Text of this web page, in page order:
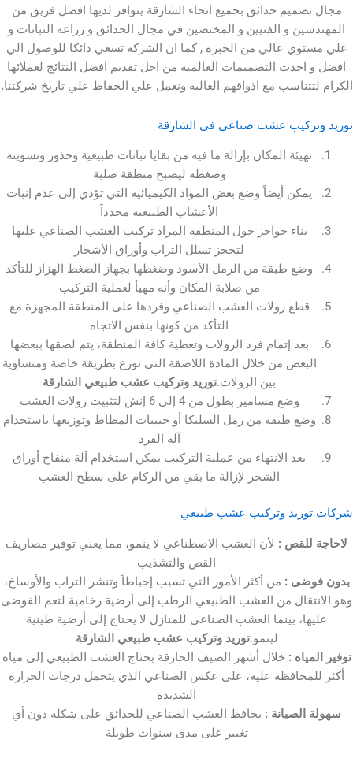
حدائق بجميع انحاء الشارقة يتوافر لديها افضل فريق من
و الفنيين و المختصين في مجال الحدائق و زراعه النباتات و
عالي من الخبره , كما ان الشركه تسعي دائكا للوصول الي
التصميمات العالميه من اجل تقديم افضل النتائج لعملائها
مع اذواقهم العاليه ونعمل علي الحفاظ علي تاريخ شركتنا.
عشب صناعي في الشارقة
المكان بإزالة ما فيه من بقايا نباتات طبيعية وجذور وتسويته
وضغطه ليصبح منطقة صلبة
أيضاً وضع بعض المواد الكيميائية التي تؤدي إلى عدم إنبات
الأعشاب الطبيعية مجدداً
بناء حواجز حول المنطقة المراد تركيب العشب الصناعي عليها
لتحجز تسلل التراب وأوراق الأشجار
طبقة من الرمل الأسود وضغطها بجهاز الضغط الهزاز للتأكد
من صلابة المكان وأنه مهيأ لعملية التركيب
قطع رولات العشب الصناعي وفردها على المنطقة المجهزة مع
التأكد من كونها بنفس الاتجاه
بعد إتمام فرد الرولات وتغطية كافة المنطقة، يتم لصقها ببعضها
من خلال المادة اللاصقة التي توزع بطريقة خاصة ومتساوية
بين الرولات.توريد وتركيب عشب طبيعي الشارقة
وضع مسامير بطول من 4 إلى 6 إنش لتثبيت رولات العشب
طبقة من رمل السليكا أو حبيبات المطاط وتوزيعها باستخدام
بعد الانتهاء من عملية التركيب يمكن استخدام آلة منفاخ أوراق
الشجر لإزالة ما بقي من الركام على سطح العشب
وتركيب عشب طبيعي
:لأن العشب الاصطناعي لا ينمو، مما يعني توفير مصاريف
القص والتشذيب
:من أكثر الأمور التي تسبب إحباطاً وتنشر التراب والأوساخ،
من العشب الطبيعي الرطب إلى أرضية رخامية لتعم الفوضى
بينما العشب الصناعي للمنازل لا يحتاج إلى أرضية طينية
توريد وتركيب عشب طبيعي الشارقة
:خلال أشهر الصيف الحارقة يحتاج العشب الطبيعي إلى مياه
عليه، على عكس الصناعي الذي يتحمل درجات الحرارة
: يحافظ العشب الصناعي للحدائق على شكله دون أي
تغيير على مدى سنوات طويلة